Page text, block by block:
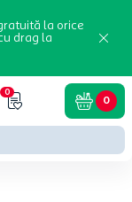
la orice
drag la
0
0